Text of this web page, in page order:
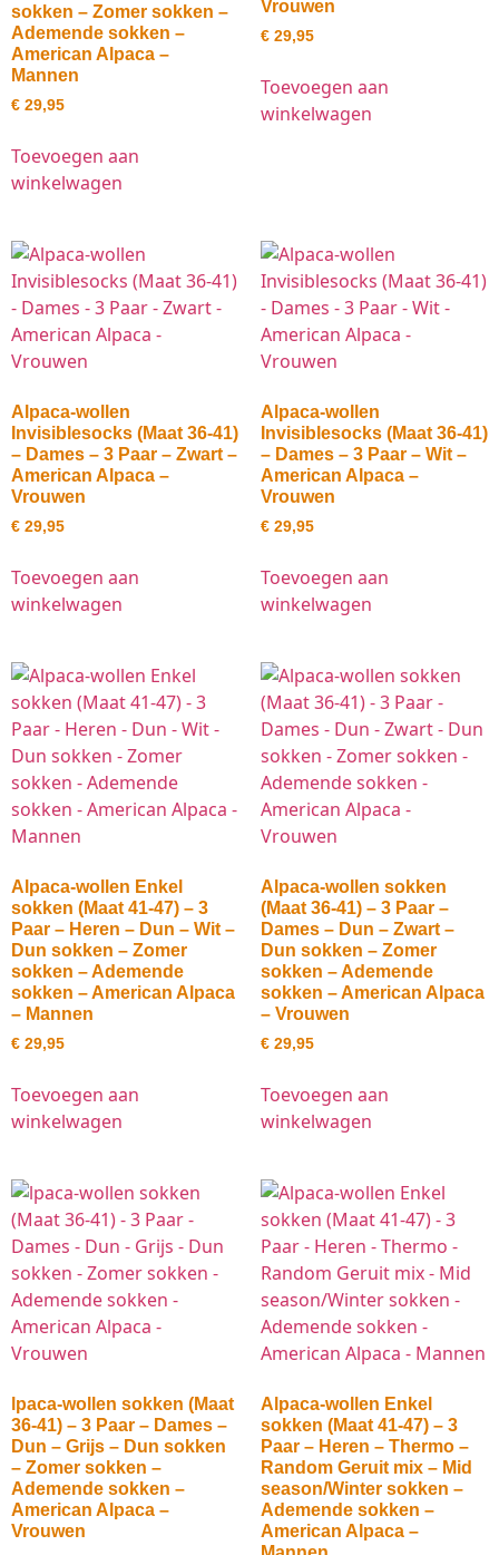
sokken – Zomer sokken –
Ademende sokken –
American Alpaca –
Mannen
€ 29,95
Toevoegen aan
winkelwagen
Vrouwen
€ 29,95
Toevoegen aan
winkelwagen
Alpaca-wollen
Invisiblesocks (Maat 36-41)
– Dames – 3 Paar – Zwart –
American Alpaca –
Vrouwen
€ 29,95
Toevoegen aan
winkelwagen
Alpaca-wollen
Invisiblesocks (Maat 36-41)
– Dames – 3 Paar – Wit –
American Alpaca –
Vrouwen
€ 29,95
Toevoegen aan
winkelwagen
Alpaca-wollen Enkel
sokken (Maat 41-47) – 3
Paar – Heren – Dun – Wit –
Dun sokken – Zomer
sokken – Ademende
sokken – American Alpaca
– Mannen
€ 29,95
Toevoegen aan
winkelwagen
Alpaca-wollen sokken
(Maat 36-41) – 3 Paar –
Dames – Dun – Zwart –
Dun sokken – Zomer
sokken – Ademende
sokken – American Alpaca
– Vrouwen
€ 29,95
Toevoegen aan
winkelwagen
lpaca-wollen sokken (Maat
36-41) – 3 Paar – Dames –
Dun – Grijs – Dun sokken
– Zomer sokken –
Ademende sokken –
American Alpaca –
Vrouwen
Alpaca-wollen Enkel
sokken (Maat 41-47) – 3
Paar – Heren – Thermo –
Random Geruit mix – Mid
season/Winter sokken –
Ademende sokken –
American Alpaca –